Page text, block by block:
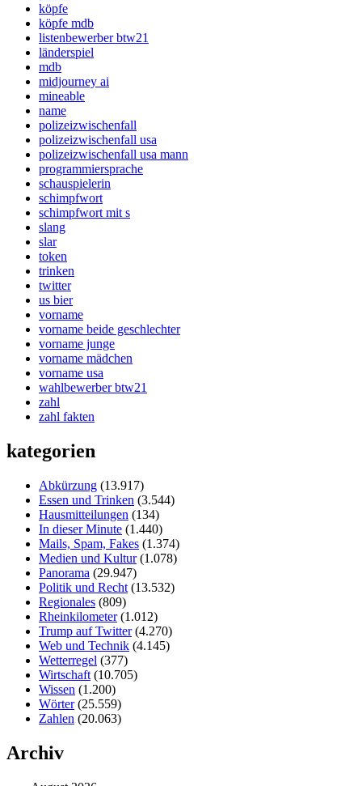
köpfe
köpfe mdb
listenbewerber btw21
länderspiel
mdb
midjourney ai
mineable
name
polizeizwischenfall
polizeizwischenfall usa
polizeizwischenfall usa mann
programmiersprache
schauspielerin
schimpfwort
schimpfwort mit s
slang
slar
token
trinken
twitter
us bier
vorname
vorname beide geschlechter
vorname junge
vorname mädchen
vorname usa
wahlbewerber btw21
zahl
zahl fakten
kategorien
Abkürzung (13.917)
Essen und Trinken (3.544)
Hausmitteilungen (134)
In dieser Minute (1.440)
Mails, Spam, Fakes (1.374)
Medien und Kultur(1.078)
Panorama (29.947)
Politik und Recht (13.532)
Regionales (809)
Rheinkilometer(1.012)
Trump auf Twitter(4.270)
Web und Technik (4.145)
Wetterregel (377)
Wirtschaft (10.705)
Wissen (1.200)
Wörter(25.559)
Zahlen (20.063)
Archiv